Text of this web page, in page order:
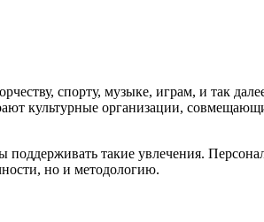
спорту, музыке, играм, и так
культурные организации,
поддерживать такие увлечения.
но и методологию.